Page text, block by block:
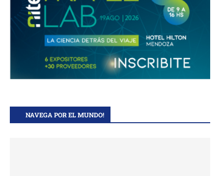
NAVEGA POR EL MUNDO!